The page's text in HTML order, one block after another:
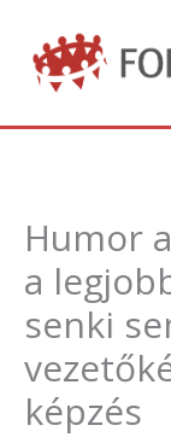
content
Humor
a
senki
képzés